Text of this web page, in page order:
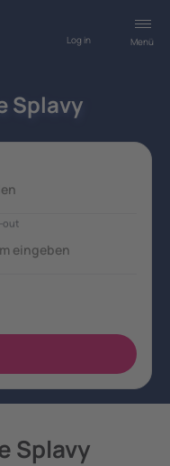
Menü
Log in
Splavy
Splavy